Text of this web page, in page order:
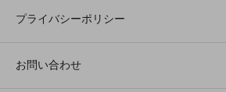
プライバシーポリシー
お問い合わせ